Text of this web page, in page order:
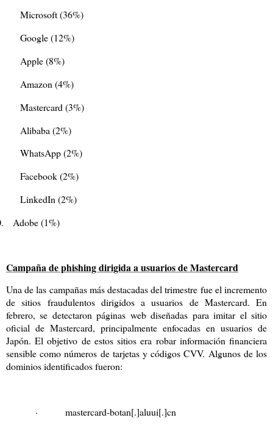
Microsoft (36%)
Google (12%)
Apple (8%)
Amazon (4%)
Mastercard (3%)
Alibaba (2%)
WhatsApp (2%)
Facebook (2%)
LinkedIn (2%)
Adobe (1%)
Campaña de phishing dirigida a usuarios de Mastercard
Una de las campañas más destacadas del trimestre fue el incremento
de sitios fraudulentos dirigidos a usuarios de Mastercard. En
febrero, se detectaron páginas web diseñadas para imitar el sitio
oficial de Mastercard, principalmente enfocadas en usuarios de
Japón. El objetivo de estos sitios era robar información financiera
sensible como números de tarjetas y códigos CVV. Algunos de los
dominios identificados fueron:
·
mastercard-botan[.]aluui[.]cn